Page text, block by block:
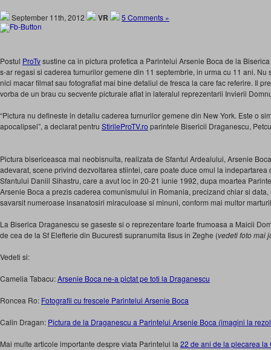
September 11th, 2012 VR 5 Comments »
Postul ProTvsustine ca in pictura profetica a Parintelui Arsenie Boca de la
s-ar regasi si caderea turnurilor gemene din 11 septembrie, in urma cu 11 ani. Nu
nici macar filmat sau fotografiat mai bine detaliul de fresca la care fac referire. Il
vorba de un brau cu secvente picturale aflat in lateralul reprezentarii Invierii
“Pictura nu defineste in detaliu caderea turnurilor gemene din New York. Este o
apocalipsei”, a declarat pentru StirileProTV.ro parintele Bisericii Draganescu,
Pictura bisericeasca mai neobisnuita, realizata de Sfantul Ardealului, Arsenie
adevarat, scene privind dezvoltarea stiintei, care poate duce omul la
Sfantului Daniil Sihastru, care a avut loc in 20-21 iunie 1992, dupa moartea
Arsenie Boca a prezis caderea comunismului in Romania, precizand chiar si
savarsit numeroase insanatosiri miraculoase si minuni, conform mai multor
La Biserica Draganescu se gaseste si o reprezentare foarte frumoasa a Maicii
de cea de la Sf Elefterie din Bucuresti supranumita Iisus in Zeghe (vedeti foto mai
Vedeti si:
Camelia Tabacu:Arsenie Boca ne-a pictat pe toti la Draganescu
Roncea Ro: Fotografii cu frescele Parintelui Arsenie Boca
Calin Dragan: Pictura de la Draganescu a Parintelui Arsenie Boca (imagini la
Mai multe articole importante despre viata Parintelui la 22 de ani de la plecarea